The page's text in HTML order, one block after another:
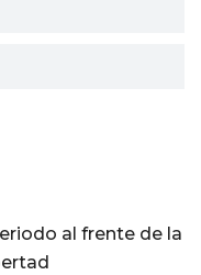
al frente de la